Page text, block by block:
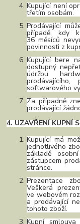
Kupující není
třetím osobám.
Prodávající
případě, kdy
36 měsíců
povinnosti z
Kupující bere
dostupný
údržbu
softwarového
Za případně
prodávající
4. UZAVŘENÍ KUPNÍ
Kupující má
jednotlivého
základě
zástupcem
stránce.
Prezentace
Veškerá
ve webovém
a prodávající
tohoto zboží.
Kupní